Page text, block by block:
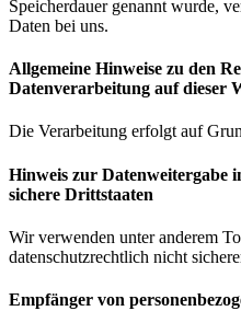
Speicherdauer genannt wurde,
Daten bei uns.
Allgemeine Hinweise zu den
Datenverarbeitung auf dieser
Die Verarbeitung erfolgt auf
Hinweis zur Datenweitergabe
sichere Drittstaaten
Wir verwenden unter anderem
datenschutzrechtlich nicht
Empfänger von